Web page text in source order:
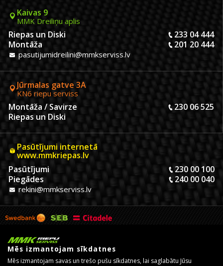
Kaivas 9
MMK Dreiliņu aplis
Riepas un Diski
233 04 444
Montāža
201 20 444
pasutijumidreilini@mmkserviss.lv
Jūrmalas gatve 3A
KN6 riepu serviss
Montāža / Savirze
230 06 525
Riepas un Diski
Pasūtījumi internetā
www.mmkriepas.lv
Pasūtījumi
230 00 100
Piegādes
240 00 040
rekini@mmkserviss.lv
Mēs izmantojam sīkdatnes
Mēs izmantojam savas un trešo pušu sīkdatnes, lai saglabātu Jūsu